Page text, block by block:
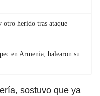
otro herido tras ataque
en Armenia; balearon su
sostuvo que ya